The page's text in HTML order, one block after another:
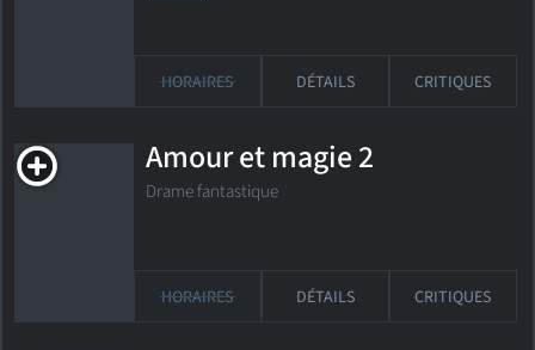
HORAIRES DÉTAILS CRITIQUES
Amour et magie 2
Drame fantastique
HORAIRES DÉTAILS CRITIQUES